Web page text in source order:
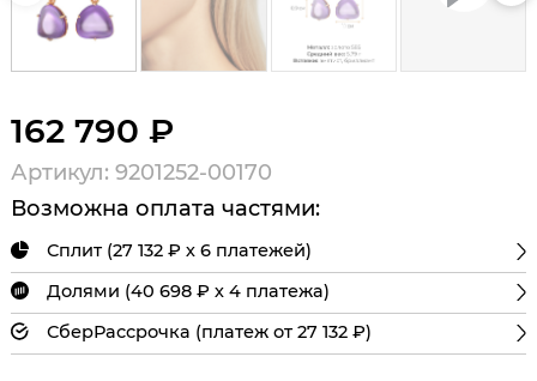
162 790 ₽
Артикул: 9201252-00170
Возможна оплата частями:
Сплит (27 132 ₽ х 6 платежей)
Долями (40 698 ₽ х 4 платежа)
СберРассрочка (платеж от 27 132 ₽)